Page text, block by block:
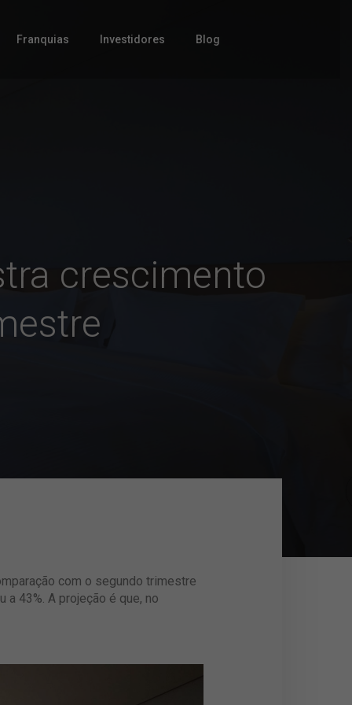
Franquias Investidores Blog
crescimento
com o segundo trimestre
43%. A projeção é que, no